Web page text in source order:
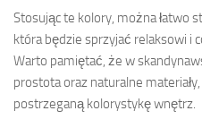
Stosując te kolory, można łatwo
która będzie sprzyjać relaksowi i
Warto pamiętać, że w
prostota oraz naturalne
postrzeganą kolorystykę wnętrz.